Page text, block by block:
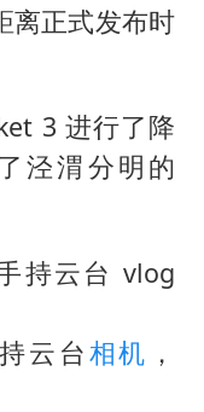
消费新图景｜多举措提升消费体验 释放夏日经济活力
女子利用漏洞0元薅走3000多件家电
干挑大梁
离正式发布时
3 进行了降
泾渭分明的
持云台 vlog
云台相机 ，